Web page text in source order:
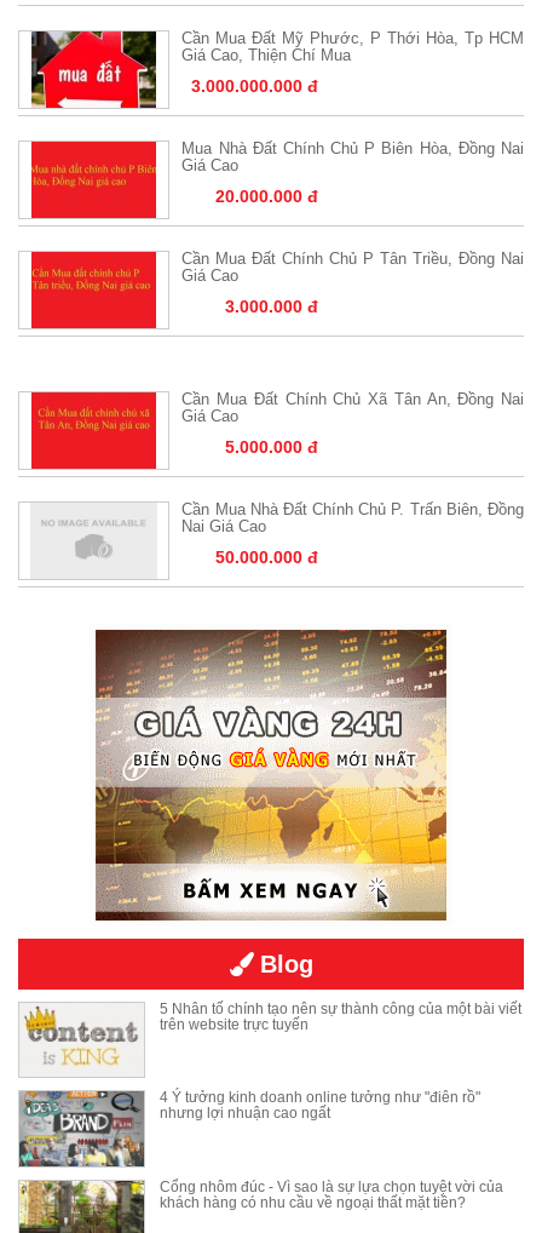
Cần Mua Đất Mỹ Phước, P Thới Hòa, Tp HCM
Giá Cao, Thiện Chí Mua
3.000.000.000 đ
Mua Nhà Đất Chính Chủ P Biên Hòa, Đồng Nai
Giá Cao
20.000.000 đ
Cần Mua Đất Chính Chủ P Tân Triều, Đồng Nai
Giá Cao
3.000.000 đ
Cần Mua Đất Chính Chủ Xã Tân An, Đồng Nai
Giá Cao
5.000.000 đ
Cần Mua Nhà Đất Chính Chủ P. Trấn Biên, Đồng
Nai Giá Cao
50.000.000 đ
Blog
5 Nhân tố chính tạo nên sự thành công của một bài viết
trên website trực tuyến
4 Ý tưởng kinh doanh online tưởng như "điên rồ"
nhưng lợi nhuận cao ngất
Cổng nhôm đúc - Vì sao là sự lựa chọn tuyệt vời của
khách hàng có nhu cầu về ngoại thất mặt tiền?